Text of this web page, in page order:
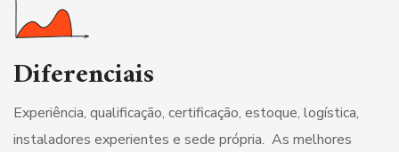
Diferenciais
Experiência, qualificação, certificação, estoque, logística,
instaladores experientes e sede própria. As melhores